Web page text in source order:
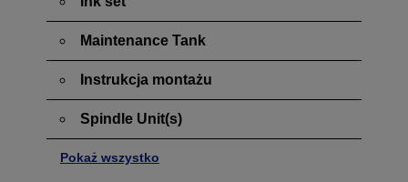
Maintenance Tank
Instrukcja montażu
Spindle Unit(s)
Pokaż wszystko